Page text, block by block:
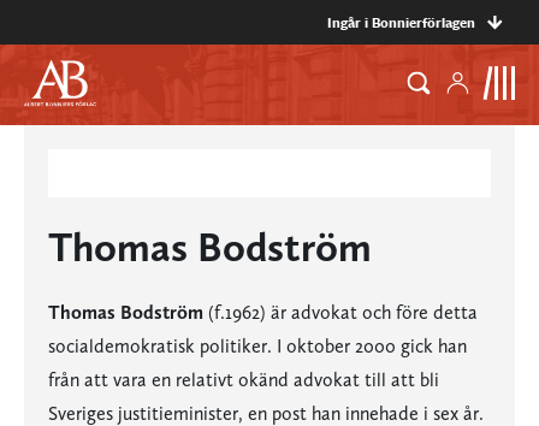
Ingår i Bonnierförlagen
Thomas Bodström
Thomas Bodström (f.1962) är advokat och före detta
socialdemokratisk politiker. I oktober 2000 gick han
från att vara en relativt okänd advokat till att bli
Sveriges justitieminister, en post han innehade i sex år.